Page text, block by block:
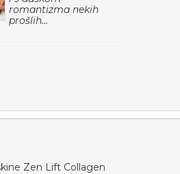
romantizma nekih
prošlih...
Zen Lift Collagen